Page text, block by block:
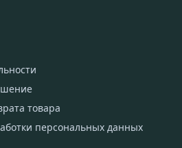
товара
персональных данных